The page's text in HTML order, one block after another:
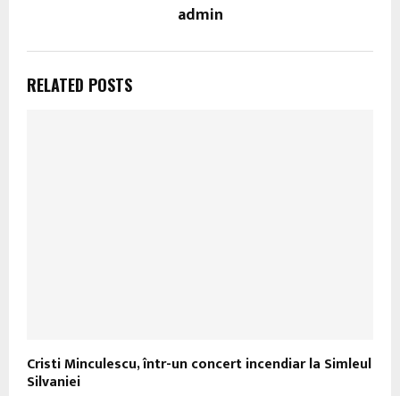
admin
RELATED POSTS
Cristi Minculescu, într-un concert incendiar la Simleul
Silvaniei